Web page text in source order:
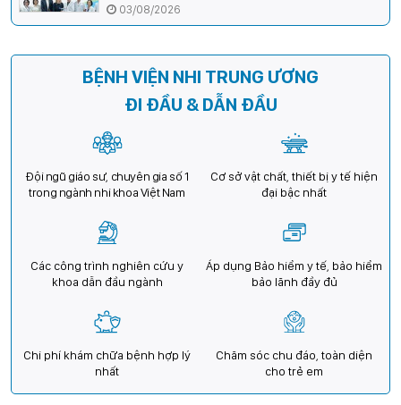
cường hợp tác, mở rộng cơ hội bảo vệ thị lực
cho trẻ em Việt Nam
03/08/2026
BỆNH VIỆN NHI TRUNG ƯƠNG
ĐI ĐẦU & DẪN ĐẦU
Đội ngũ giáo sư, chuyên gia số 1
trong ngành nhi khoa Việt Nam
Cơ sở vật chất, thiết bị y tế hiện
đại bậc nhất
Các công trình nghiên cứu y
khoa dẫn đầu ngành
Áp dụng Bảo hiểm y tế, bảo hiểm
bảo lãnh đầy đủ
Chi phí khám chữa bệnh hợp lý
nhất
Chăm sóc chu đáo, toàn diện
cho trẻ em